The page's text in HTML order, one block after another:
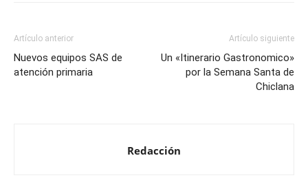
Artículo anterior
Nuevos equipos SAS de
atención primaria
Artículo siguiente
Un «Itinerario Gastronomico»
por la Semana Santa de
Chiclana
Redacción